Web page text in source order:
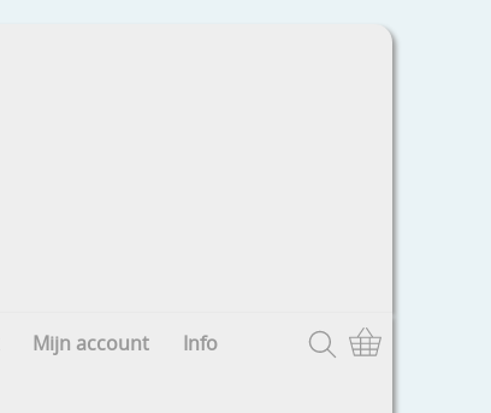
Mijn account Info